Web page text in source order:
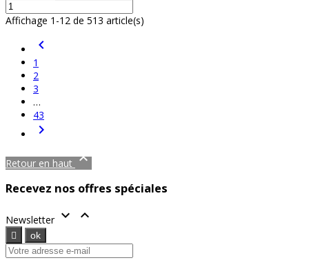
Affichage 1-12 de 513 article(s)

1
2
3
…
43

Retour en haut 
Recevez nos offres spéciales
Newsletter  